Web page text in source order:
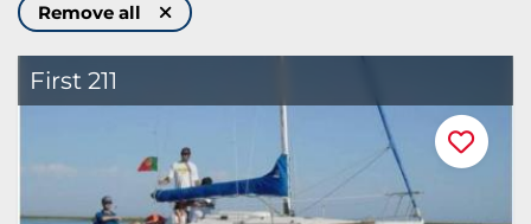
Remove all
First 211